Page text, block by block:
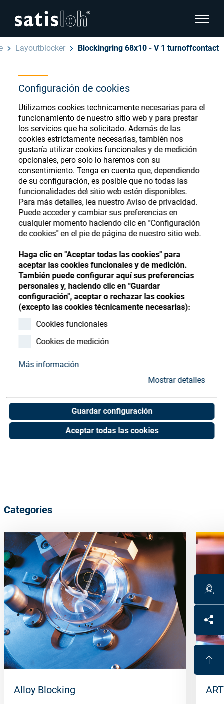
Configuración de cookies
Utilizamos cookies technicamente necesarias para el
funcionamiento de nuestro sitio web y para prestar
los servicios que ha solicitado. Además de las
cookies estrictamente necesarias, también nos
gustaría utilizar cookies funcionales y de medición
opcionales, pero solo lo haremos con su
consentimiento. Tenga en cuenta que, dependiendo
de su configuración, es posible que no todas las
funcionalidades del sitio web estén disponibles.
Para más detalles, lea nuestro Aviso de privacidad.
Puede acceder y cambiar sus preferencias en
cualquier momento haciendo clic en "Configuración
de cookies" en el pie de página de nuestro sitio web.
Haga clic en "Aceptar todas las cookies" para
aceptar las cookies funcionales y de medición.
También puede configurar aquí sus preferencias
personales y, haciendo clic en "Guardar
configuración", aceptar o rechazar las cookies
(excepto las cookies técnicamente necesarias):
Cookies funcionales
Cookies de medición
Más información
Mostrar detalles
Guardar configuración
Aceptar todas las cookies
show
Español
Oftálmica
Óptica de Precisión
Quiénes Somos
Carrera
Recursos
Contacto
Store
hide page navigation
English
Deutsch
汉语
Français
Layoutblocker Blockingring 68x10 - V 1 turnoffcontact
Ophthalmic Consumables
Store
Register or Sign-in to access your accounts
and explore our wide range of ophthalmic
consumables
Register Sign-In
Blockingring 68x10 - V 1
turnoffcontact
Unit of measure : Piece
Shop now
Categories
Alloy Blocking